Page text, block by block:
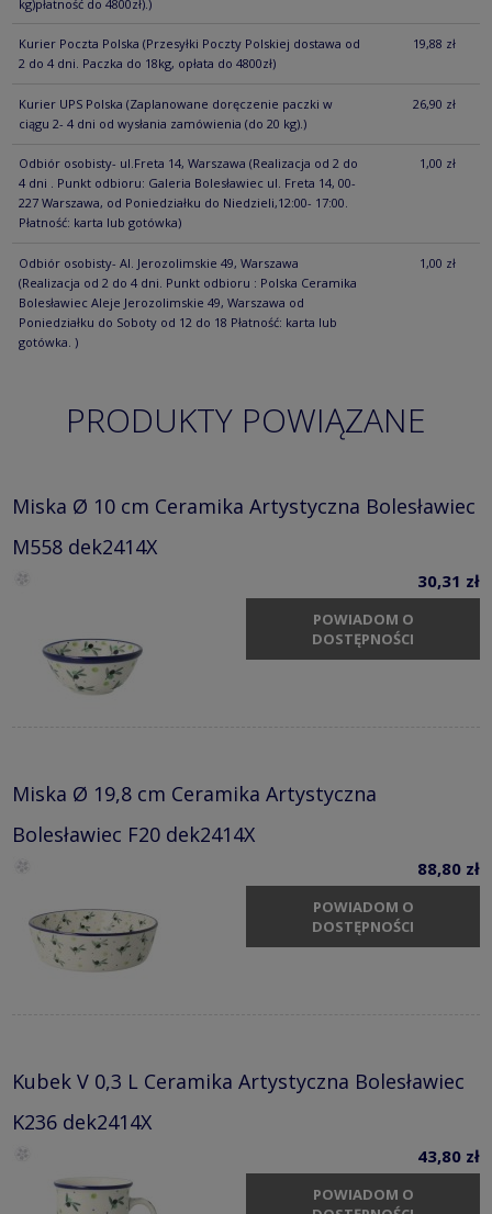
kg)płatność do 4800zł).)
Kurier Poczta Polska (Przesyłki Poczty Polskiej dostawa od
2 do 4 dni. Paczka do 18kg, opłata do 4800zł)
19,88 zł
Kurier UPS Polska (Zaplanowane doręczenie paczki w
ciągu 2- 4 dni od wysłania zamówienia (do 20 kg).)
26,90 zł
Odbiór osobisty- ul.Freta 14, Warszawa (Realizacja od 2 do
4 dni . Punkt odbioru: Galeria Bolesławiec ul. Freta 14, 00-
227 Warszawa, od Poniedziałku do Niedzieli,12:00- 17:00.
Płatność: karta lub gotówka)
1,00 zł
Odbiór osobisty- Al. Jerozolimskie 49, Warszawa
(Realizacja od 2 do 4 dni. Punkt odbioru : Polska Ceramika
Bolesławiec Aleje Jerozolimskie 49, Warszawa od
Poniedziałku do Soboty od 12 do 18 Płatność: karta lub
gotówka. )
1,00 zł
PRODUKTY POWIĄZANE
Miska Ø 10 cm Ceramika Artystyczna Bolesławiec
M558 dek2414X
30,31 zł
POWIADOM O
DOSTĘPNOŚCI
Miska Ø 19,8 cm Ceramika Artystyczna
Bolesławiec F20 dek2414X
88,80 zł
POWIADOM O
DOSTĘPNOŚCI
Kubek V 0,3 L Ceramika Artystyczna Bolesławiec
K236 dek2414X
43,80 zł
POWIADOM O